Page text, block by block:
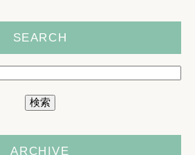
SEARCH
ARCHIVE